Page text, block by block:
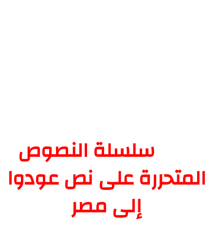
سلسلة النصوص
المتحررة على نص عودوا
إلى مصر